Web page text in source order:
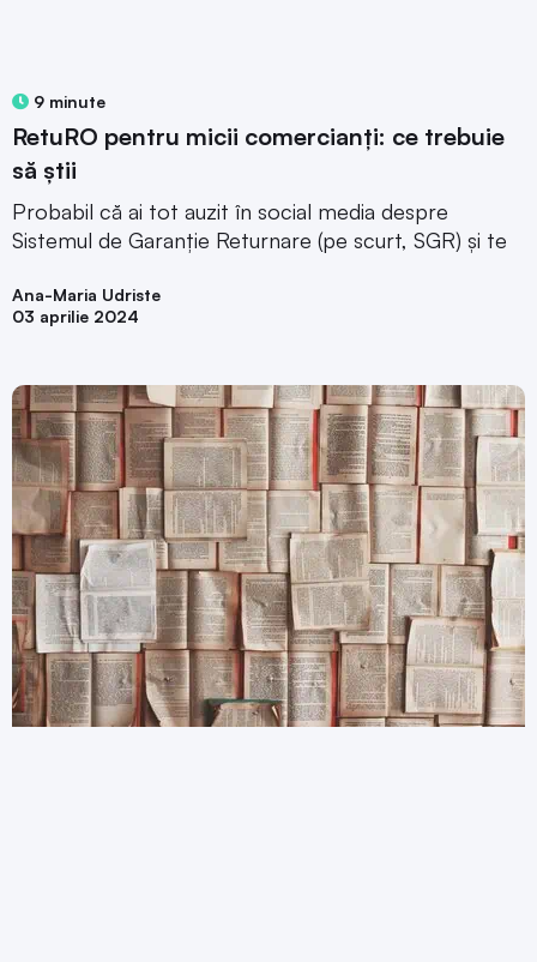
9 minute
RetuRO pentru micii comercianți: ce trebuie
să știi
Probabil că ai tot auzit în social media despre
Sistemul de Garanție Returnare (pe scurt, SGR) și te
Ana-Maria Udriste
03 aprilie 2024